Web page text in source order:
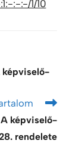
:-:-/1/10
képviselő-
képviselő-
rendelete